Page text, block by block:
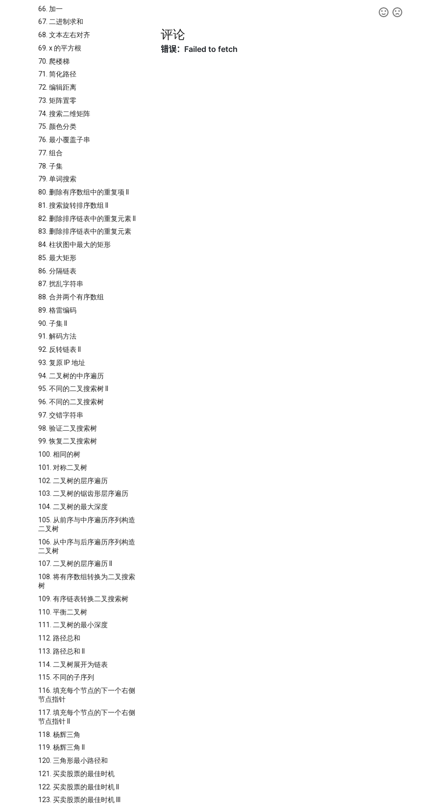
66. 加一
67. 二进制求和
68. 文本左右对齐
69. x 的平方根
70. 爬楼梯
71. 简化路径
72. 编辑距离
73. 矩阵置零
74. 搜索二维矩阵
75. 颜色分类
76. 最小覆盖子串
77. 组合
78. 子集
79. 单词搜索
80. 删除有序数组中的重复项 II
81. 搜索旋转排序数组 II
82. 删除排序链表中的重复元素 II
83. 删除排序链表中的重复元素
84. 柱状图中最大的矩形
85. 最大矩形
86. 分隔链表
87. 扰乱字符串
88. 合并两个有序数组
89. 格雷编码
90. 子集 II
91. 解码方法
92. 反转链表 II
93. 复原 IP 地址
94. 二叉树的中序遍历
95. 不同的二叉搜索树 II
96. 不同的二叉搜索树
97. 交错字符串
98. 验证二叉搜索树
99. 恢复二叉搜索树
100. 相同的树
101. 对称二叉树
102. 二叉树的层序遍历
103. 二叉树的锯齿形层序遍历
104. 二叉树的最大深度
105. 从前序与中序遍历序列构造
二叉树
106. 从中序与后序遍历序列构造
二叉树
107. 二叉树的层序遍历 II
108. 将有序数组转换为二叉搜索
树
109. 有序链表转换二叉搜索树
110. 平衡二叉树
111. 二叉树的最小深度
112. 路径总和
113. 路径总和 II
114. 二叉树展开为链表
115. 不同的子序列
116. 填充每个节点的下一个右侧
节点指针
117. 填充每个节点的下一个右侧
节点指针 II
118. 杨辉三角
119. 杨辉三角 II
120. 三角形最小路径和
121. 买卖股票的最佳时机
122. 买卖股票的最佳时机 II
123. 买卖股票的最佳时机 III
评论